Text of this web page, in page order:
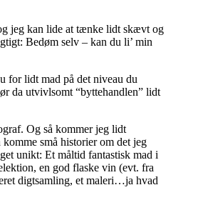
jeg kan lide at tænke lidt skævt og
Bedøm selv – kan du li’ min
for lidt mad på det niveau du
da utvivlsomt “byttehandlen” lidt
Og så kommer jeg lidt
små historier om det jeg
unikt: Et måltid fantastisk mad i
en god flaske vin (evt. fra
digtsamling, et maleri…ja hvad